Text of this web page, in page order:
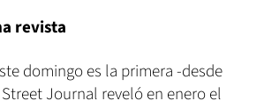
revista
domingo es la primera -desde
Journal reveló en enero el